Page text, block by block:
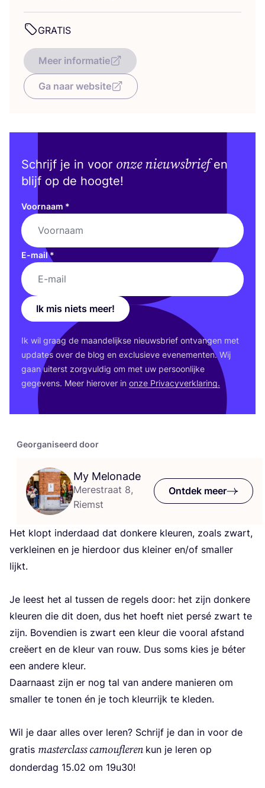
Georganiseerd door
My Melonade
Merestraat 8,
Riemst
Ontdek meer
Het klopt inder­daad dat don­ke­re kleu­ren, zoals zwart,
ver­klei­nen en je hier­door dus klei­ner en/​of smal­ler
lijkt.
Je leest het al tus­sen de regels door: het zijn don­ke­re
kleu­ren die dit doen, dus het hoeft niet per­sé zwart te
zijn. Boven­dien is zwart een kleur die voor­al afstand
cre­ëert en de kleur van rouw. Dus soms kies je béter
een ande­re kleur.
Daar­naast zijn er nog tal van ande­re manie­ren om
smal­ler te tonen én je toch kleur­rijk te kle­den.
Wil je daar alles over leren? Schrijf je dan in voor de
gra­tis mas­ter­class camou­fle­ren kun je leren op
don­der­dag 15.02 om 19u30!
GRA­TIS
Meer informatie
Ga naar website
Schrijf je in voor onze nieuwsbriefen
blijf op de hoogte!
Voornaam *
E-mail*
Ik mis niets meer!
Ik wil graag de maan­de­lijk­se nieuws­brief ont­van­gen met
upda­tes over de blog en exclu­sie­ve eve­ne­men­ten. Wij
gaan uiterst zorg­vul­dig om met uw per­soon­lij­ke
gege­vens. Meer hier­over in onze Pri­va­cy­ver­kla­ring.